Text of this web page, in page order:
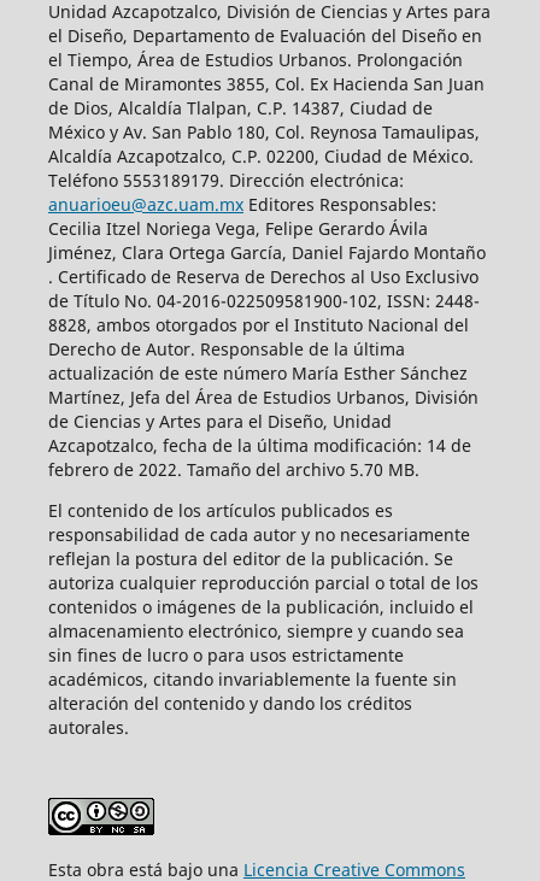
Unidad Azcapotzalco, División de Ciencias y Artes para
el Diseño, Departamento de Evaluación del Diseño en
el Tiempo, Área de Estudios Urbanos. Prolongación
Canal de Miramontes 3855, Col. Ex Hacienda San Juan
de Dios, Alcaldía Tlalpan, C.P. 14387, Ciudad de
México y Av. San Pablo 180, Col. Reynosa Tamaulipas,
Alcaldía Azcapotzalco, C.P. 02200, Ciudad de México.
Teléfono 5553189179. Dirección electrónica:
anuarioeu@azc.uam.mxEditores Responsables:
Cecilia Itzel Noriega Vega, Felipe Gerardo Ávila
Jiménez, Clara Ortega García, Daniel Fajardo Montaño
. Certificado de Reserva de Derechos al Uso Exclusivo
de Título No. 04-2016-022509581900-102, ISSN: 2448-
8828, ambos otorgados por el Instituto Nacional del
Derecho de Autor. Responsable de la última
actualización de este número María Esther Sánchez
Martínez, Jefa del Área de Estudios Urbanos, División
de Ciencias y Artes para el Diseño, Unidad
Azcapotzalco, fecha de la última modificación: 14 de
febrero de 2022. Tamaño del archivo 5.70 MB.
El contenido de los artículos publicados es
responsabilidad de cada autor y no necesariamente
reflejan la postura del editor de la publicación. Se
autoriza cualquier reproducción parcial o total de los
contenidos o imágenes de la publicación, incluido el
almacenamiento electrónico, siempre y cuando sea
sin fines de lucro o para usos estrictamente
académicos, citando invariablemente la fuente sin
alteración del contenido y dando los créditos
autorales.
Esta obra está bajo una Licencia Creative Commons